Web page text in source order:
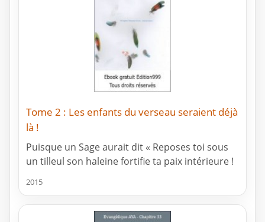
Tome 2 : Les enfants du verseau seraient déjà
là !
Puisque un Sage aurait dit « Reposes toi sous
un tilleul son haleine fortifie ta paix intérieure !
2015